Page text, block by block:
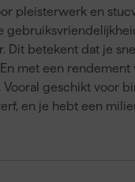
pleisterwerk en
Dit betekent dat je
met een
geschikt voor
en je hebt een